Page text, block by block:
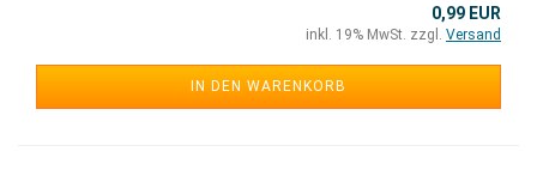
0,99 EUR
inkl. 19% MwSt. zzgl. Versand
IN DEN WARENKORB